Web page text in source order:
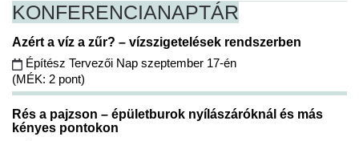
KONFERENCIANAPTÁR
Azért a víz a zűr? – vízszigetelések rendszerben
Építész Tervezői Nap szeptember 17-én
(MÉK: 2 pont)
Rés a pajzson – épületburok nyílászáróknál és más
kényes pontokon